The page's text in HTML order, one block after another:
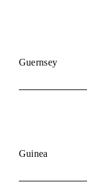
Guernsey
Guinea